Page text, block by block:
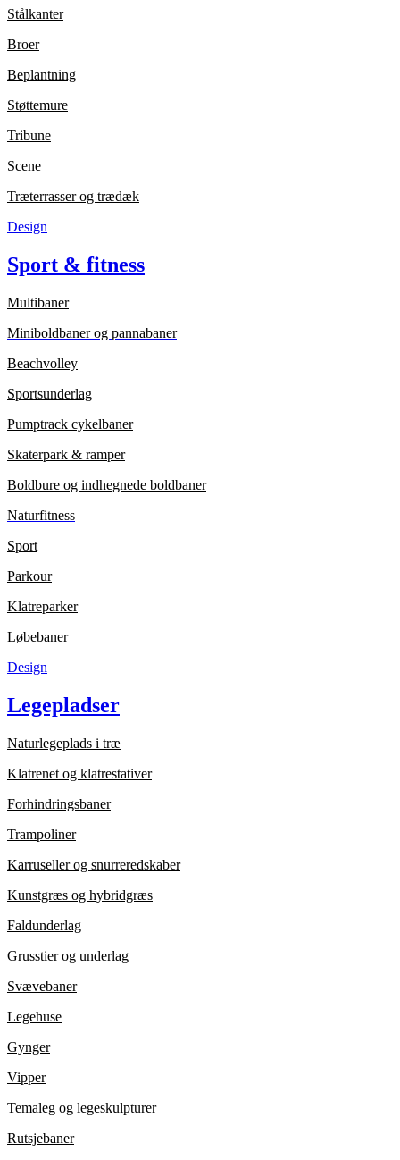
Stålkanter
Broer
Beplantning
Støttemure
Tribune
Scene
Træterrasser og trædæk
Design
Sport & fitness
Multibaner
Miniboldbaner og pannabaner
Beachvolley
Sportsunderlag
Pumptrack cykelbaner
Skaterpark & ramper
Boldbure og indhegnede boldbaner
Naturfitness
Sport
Parkour
Klatreparker
Løbebaner
Design
Legepladser
Naturlegeplads i træ
Klatrenet og klatrestativer
Forhindringsbaner
Trampoliner
Karruseller og snurreredskaber
Kunstgræs og hybridgræs
Faldunderlag
Grusstier og underlag
Svævebaner
Legehuse
Gynger
Vipper
Temaleg og legeskulpturer
Rutsjebaner